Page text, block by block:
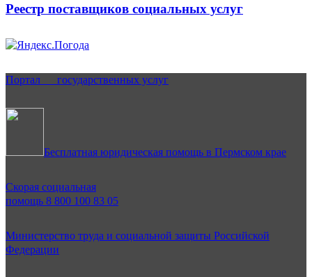
Реестр поставщиков социальных услуг
Портал государственных услуг
Бесплатная юридическая помощь в Пермском крае
Скорая социальная
помощь 8 800 100 83 05
Министерство труда и социальной защиты Российской
Федерации